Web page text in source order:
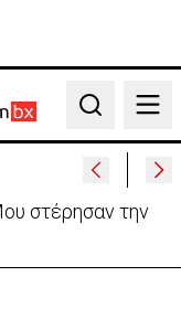
Search
προς Ουκρανία